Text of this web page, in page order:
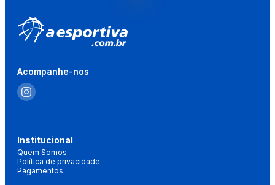
Acompanhe-nos
Institucional
Quem Somos
Política de privacidade
Pagamentos